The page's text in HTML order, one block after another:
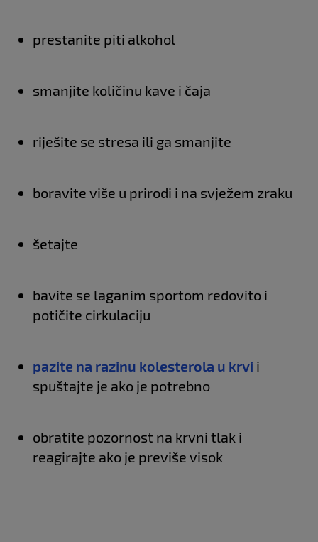
prestanite piti alkohol
smanjite količinu kave i čaja
riješite se stresa ili ga smanjite
boravite više u prirodi i na svježem zraku
šetajte
bavite se laganim sportom redovito i
potičite cirkulaciju
pazite na razinu kolesterola u krvi i
spuštajte je ako je potrebno
obratite pozornost na krvni tlak i
reagirajte ako je previše visok